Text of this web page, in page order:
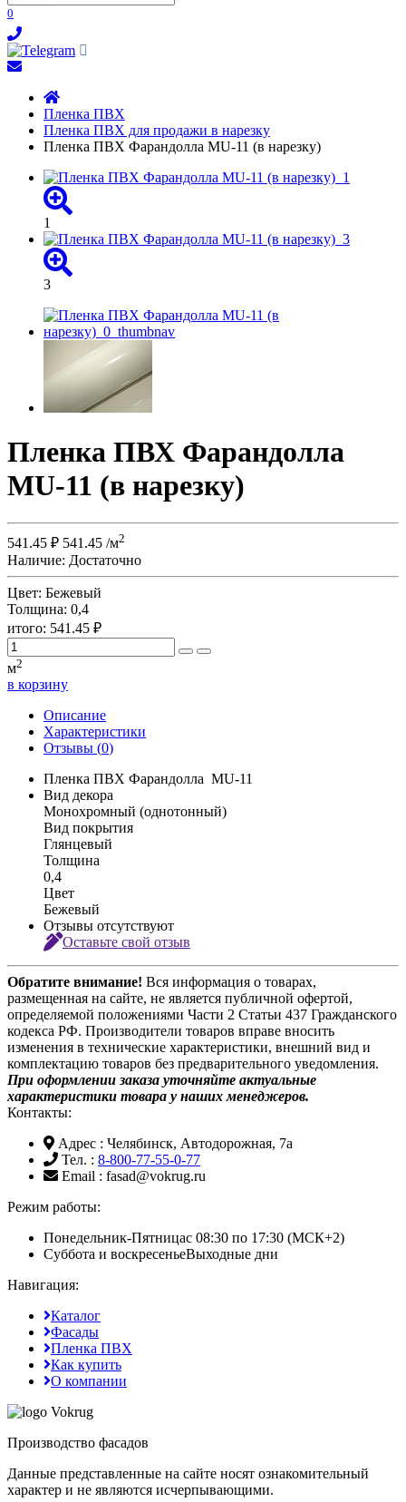
0
Пленка ПВХ
Пленка ПВХ для продажи в нарезку
Пленка ПВХ Фарандолла MU-11 (в нарезку)
1
3
Пленка ПВХ Фарандолла
MU-11 (в нарезку)
541.45 ₽ 541.45 /м2
Наличие: Достаточно
Цвет: Бежевый
Толщина: 0,4
итого: 541.45 ₽
м2
в корзину
Описание
Характеристики
Отзывы (0)
Пленка ПВХ Фарандолла MU-11
Вид декора
Монохромный (однотонный)
Вид покрытия
Глянцевый
Толщина
0,4
Цвет
Бежевый
Отзывы отсутствуют
Оставьте свой отзыв
Обратите внимание! Вся информация о товарах,
размещенная на сайте, не является публичной офертой,
определяемой положениями Части 2 Статьи 437 Гражданского
кодекса РФ. Производители товаров вправе вносить
изменения в технические характеристики, внешний вид и
комплектацию товаров без предварительного уведомления.
При оформлении заказа уточняйте актуальные
характеристики товара у наших менеджеров.
Контакты:
Адрес : Челябинск, Автодорожная, 7а
Тел. : 8-800-77-55-0-77
Email : fasad@vokrug.ru
Режим работы:
Понедельник-Пятницас 08:30 по 17:30 (МСК+2)
Суббота и воскресеньеВыходные дни
Навигация:
Каталог
Фасады
Пленка ПВХ
Как купить
О компании
Производство фасадов
Данные представленные на сайте носят ознакомительный
характер и не являются исчерпывающими.